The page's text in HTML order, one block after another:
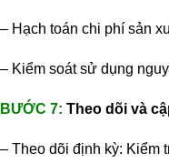
– Hạch toán chi phí sản
– Kiểm soát sử dụng
BƯỚC 7: Theo dõi và
– Theo dõi định kỳ: Kiểm